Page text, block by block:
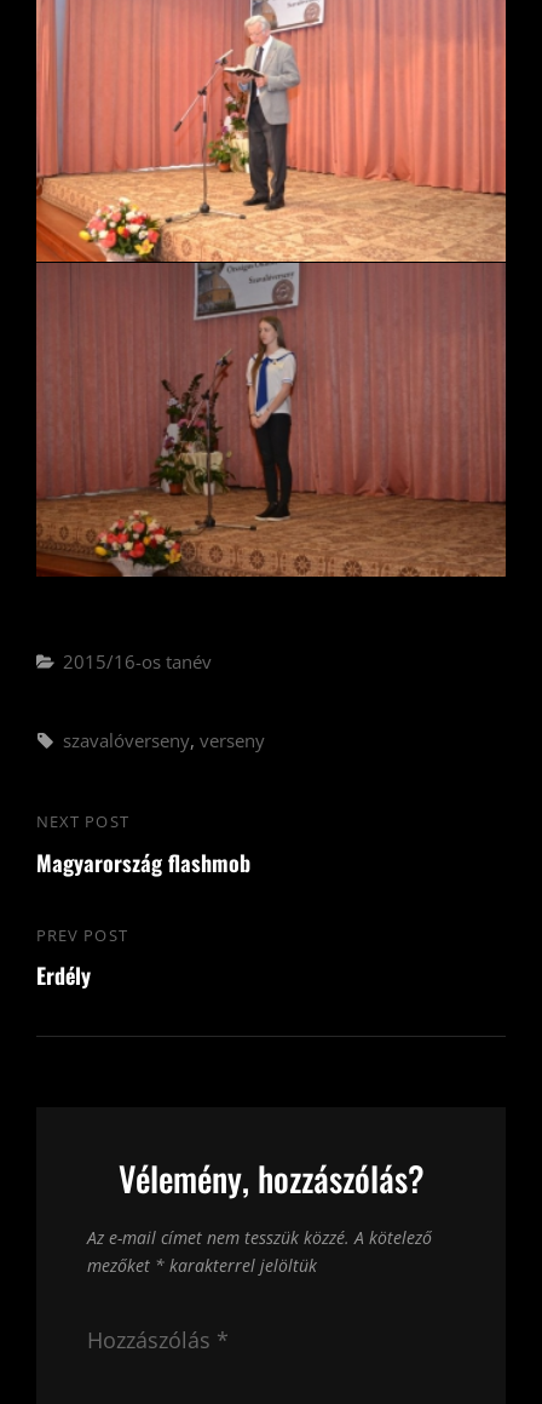
Categories
2015/16-os tanév
Tags,
szavalóverseny, verseny
Bejegyzés
navigáció
Previous
Post
PREV POST
Erdély
Next
Post
NEXT POST
Magyarország flashmob
Vélemény, hozzászólás?
Az e-mail címet nem tesszük közzé. A kötelező
mezőket * karakterrel jelöltük
Hozzászólás *